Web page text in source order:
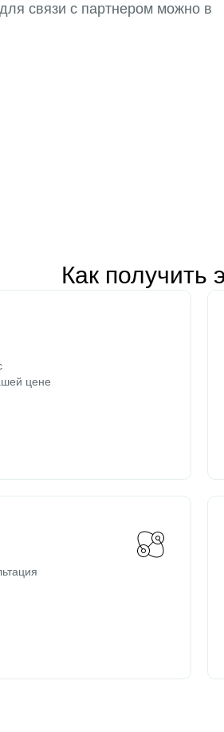
связи с партнером можно в
Как получить
цене